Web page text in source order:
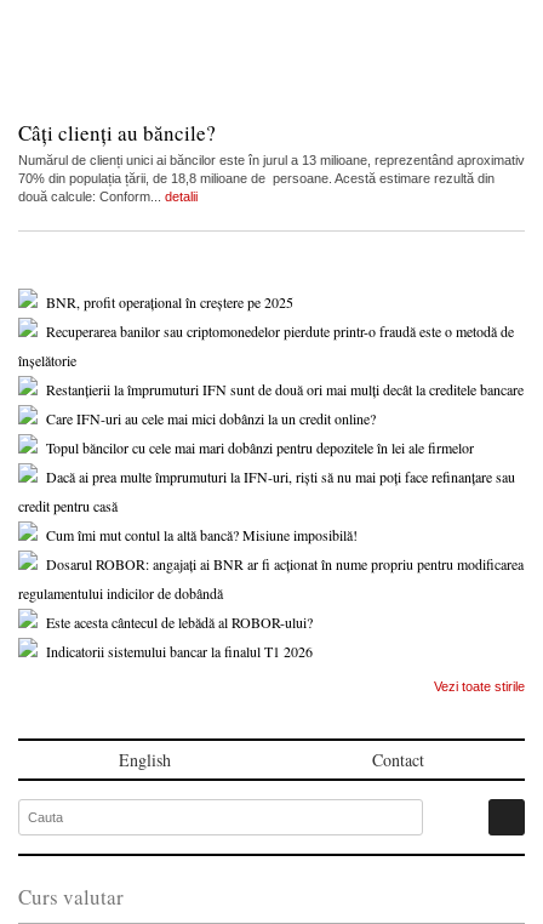
Câți clienți au băncile?
Numărul de clienți unici ai băncilor este în jurul a 13 milioane, reprezentând aproximativ
70% din populația țării, de 18,8 milioane de persoane. Acestă estimare rezultă din
două calcule: Conform... detalii
BNR, profit operațional în creștere pe 2025
Recuperarea banilor sau criptomonedelor pierdute printr-o fraudă este o metodă de
înșelătorie
Restanțierii la împrumuturi IFN sunt de două ori mai mulți decât la creditele bancare
Care IFN-uri au cele mai mici dobânzi la un credit online?
Topul băncilor cu cele mai mari dobânzi pentru depozitele în lei ale firmelor
Dacă ai prea multe împrumuturi la IFN-uri, riști să nu mai poți face refinanțare sau
credit pentru casă
Cum îmi mut contul la altă bancă? Misiune imposibilă!
Dosarul ROBOR: angajați ai BNR ar fi acționat în nume propriu pentru modificarea
regulamentului indicilor de dobândă
Este acesta cântecul de lebădă al ROBOR-ului?
Indicatorii sistemului bancar la finalul T1 2026
Vezi toate stirile
English Contact
Curs valutar